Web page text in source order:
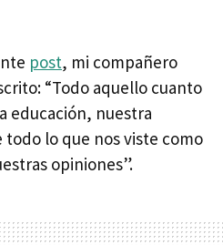
post, mi compañero
“Todo aquello cuanto
educación, nuestra
lo que nos viste como
opiniones”.